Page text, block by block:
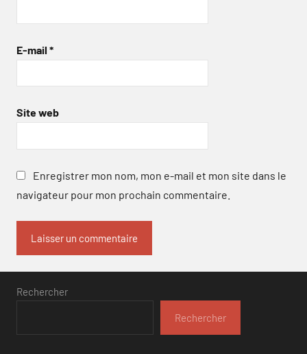
E-mail *
Site web
Enregistrer mon nom, mon e-mail et mon site dans le
navigateur pour mon prochain commentaire.
Rechercher
Rechercher